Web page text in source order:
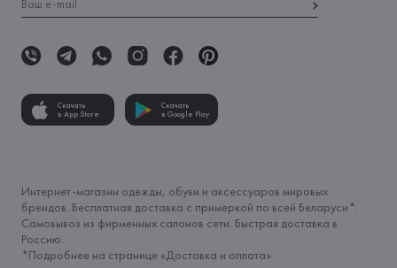
Скачать
в App Store
Скачать
в Google Play
Интернет-магазин одежды, обуви и аксессуаров мировых
брендов. Бесплатная доставка с примеркой по всей Беларуси*.
Самовывоз из фирменных салонов сети. Быстрая доставка в
Россию.
*Подробнее на странице «Доставка и оплата»